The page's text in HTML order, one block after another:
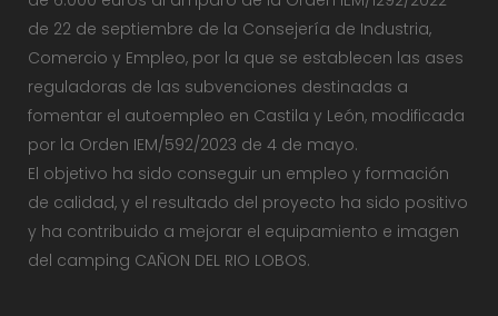
de 22 de septiembre de la Consejería de Industria,
Comercio y Empleo, por la que se establecen las ases
reguladoras de las subvenciones destinadas a
fomentar el autoempleo en Castila y León, modificada
por la Orden IEM/592/2023 de 4 de mayo.
El objetivo ha sido conseguir un empleo y formación
de calidad, y el resultado del proyecto ha sido positivo
y ha contribuido a mejorar el equipamiento e imagen
del camping CAÑON DEL RIO LOBOS.